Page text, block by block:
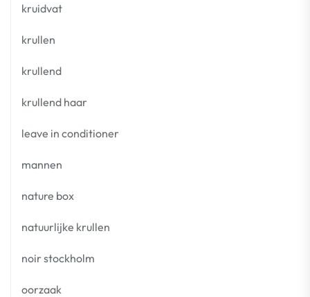
kruidvat
krullen
krullend
krullend haar
leave in conditioner
mannen
nature box
natuurlijke krullen
noir stockholm
oorzaak